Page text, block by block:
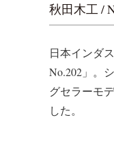
秋田木工 /
日本インダ
No.202」。
グセラーモ
した。